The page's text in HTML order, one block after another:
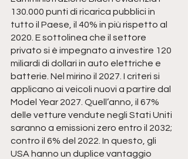
130.000 punti di ricarica pubblici in
tutto il Paese, il 40% in più rispetto al
2020. E sottolinea che il settore
privato si è impegnato a investire 120
miliardi di dollari in auto elettriche e
batterie. Nel mirino il 2027. I criteri si
applicano ai veicoli nuovi a partire dal
Model Year 2027. Quell’anno, il 67%
delle vetture vendute negli Stati Uniti
saranno a emissioni zero entro il 2032;
contro il 6% del 2022. In questo, gli
USA hanno un duplice vantaggio